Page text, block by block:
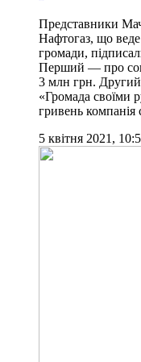
Представники
Нафтогаз, що веде
громади,
Перший — про
3 млн грн. Другий
«Громада своїми
гривень компанія
5 квітня 2021,